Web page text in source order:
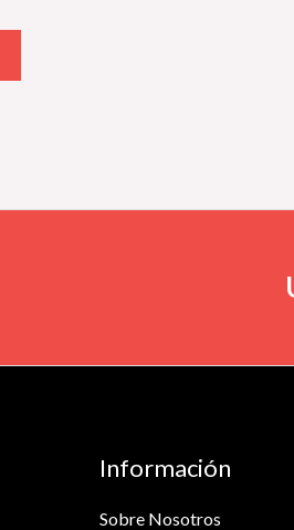
Información
Sobre Nosotros